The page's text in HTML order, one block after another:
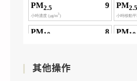
其他操作